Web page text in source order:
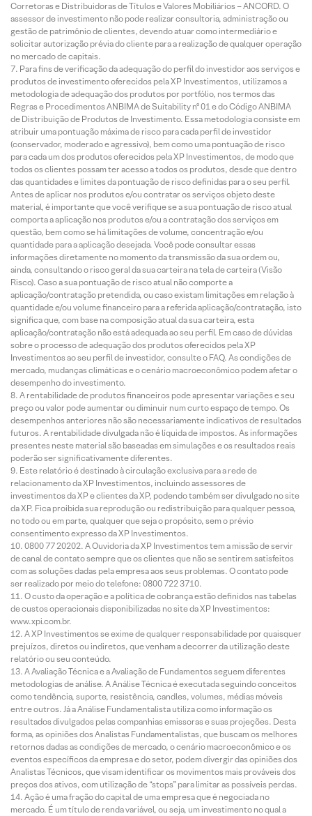
Corretoras e Distribuidoras de Títulos e Valores Mobiliários – ANCORD. O
assessor de investimento não pode realizar consultoria, administração ou
gestão de patrimônio de clientes, devendo atuar como intermediário e
solicitar autorização prévia do cliente para a realização de qualquer operação
no mercado de capitais.
Para fins de verificação da adequação do perfil do investidor aos serviços e
produtos de investimento oferecidos pela XP Investimentos, utilizamos a
metodologia de adequação dos produtos por portfólio, nos termos das
Regras e Procedimentos ANBIMA de Suitability nº 01 e do Código ANBIMA
de Distribuição de Produtos de Investimento. Essa metodologia consiste em
atribuir uma pontuação máxima de risco para cada perfil de investidor
(conservador, moderado e agressivo), bem como uma pontuação de risco
para cada um dos produtos oferecidos pela XP Investimentos, de modo que
todos os clientes possam ter acesso a todos os produtos, desde que dentro
das quantidades e limites da pontuação de risco definidas para o seu perfil.
Antes de aplicar nos produtos e/ou contratar os serviços objeto deste
material, é importante que você verifique se a sua pontuação de risco atual
comporta a aplicação nos produtos e/ou a contratação dos serviços em
questão, bem como se há limitações de volume, concentração e/ou
quantidade para a aplicação desejada. Você pode consultar essas
informações diretamente no momento da transmissão da sua ordem ou,
ainda, consultando o risco geral da sua carteira na tela de carteira (Visão
Risco). Caso a sua pontuação de risco atual não comporte a
aplicação/contratação pretendida, ou caso existam limitações em relação à
quantidade e/ou volume financeiro para a referida aplicação/contratação, isto
significa que, com base na composição atual da sua carteira, esta
aplicação/contratação não está adequada ao seu perfil. Em caso de dúvidas
sobre o processo de adequação dos produtos oferecidos pela XP
Investimentos ao seu perfil de investidor, consulte o FAQ. As condições de
mercado, mudanças climáticas e o cenário macroeconômico podem afetar o
desempenho do investimento.
A rentabilidade de produtos financeiros pode apresentar variações e seu
preço ou valor pode aumentar ou diminuir num curto espaço de tempo. Os
desempenhos anteriores não são necessariamente indicativos de resultados
futuros. A rentabilidade divulgada não é líquida de impostos. As informações
presentes neste material são baseadas em simulações e os resultados reais
poderão ser significativamente diferentes.
Este relatório é destinado à circulação exclusiva para a rede de
relacionamento da XP Investimentos, incluindo assessores de
investimentos da XP e clientes da XP, podendo também ser divulgado no site
da XP. Fica proibida sua reprodução ou redistribuição para qualquer pessoa,
no todo ou em parte, qualquer que seja o propósito, sem o prévio
consentimento expresso da XP Investimentos.
0800 77 20202. A Ouvidoria da XP Investimentos tem a missão de servir
de canal de contato sempre que os clientes que não se sentirem satisfeitos
com as soluções dadas pela empresa aos seus problemas. O contato pode
ser realizado por meio do telefone: 0800 722 3710.
O custo da operação e a política de cobrança estão definidos nas tabelas
de custos operacionais disponibilizadas no site da XP Investimentos:
www.xpi.com.br.
A XP Investimentos se exime de qualquer responsabilidade por quaisquer
prejuízos, diretos ou indiretos, que venham a decorrer da utilização deste
relatório ou seu conteúdo.
A Avaliação Técnica e a Avaliação de Fundamentos seguem diferentes
metodologias de análise. A Análise Técnica é executada seguindo conceitos
como tendência, suporte, resistência, candles, volumes, médias móveis
entre outros. Já a Análise Fundamentalista utiliza como informação os
resultados divulgados pelas companhias emissoras e suas projeções. Desta
forma, as opiniões dos Analistas Fundamentalistas, que buscam os melhores
retornos dadas as condições de mercado, o cenário macroeconômico e os
eventos específicos da empresa e do setor, podem divergir das opiniões dos
Analistas Técnicos, que visam identificar os movimentos mais prováveis dos
preços dos ativos, com utilização de “stops” para limitar as possíveis perdas.
Ação é uma fração do capital de uma empresa que é negociada no
mercado. É um título de renda variável, ou seja, um investimento no qual a